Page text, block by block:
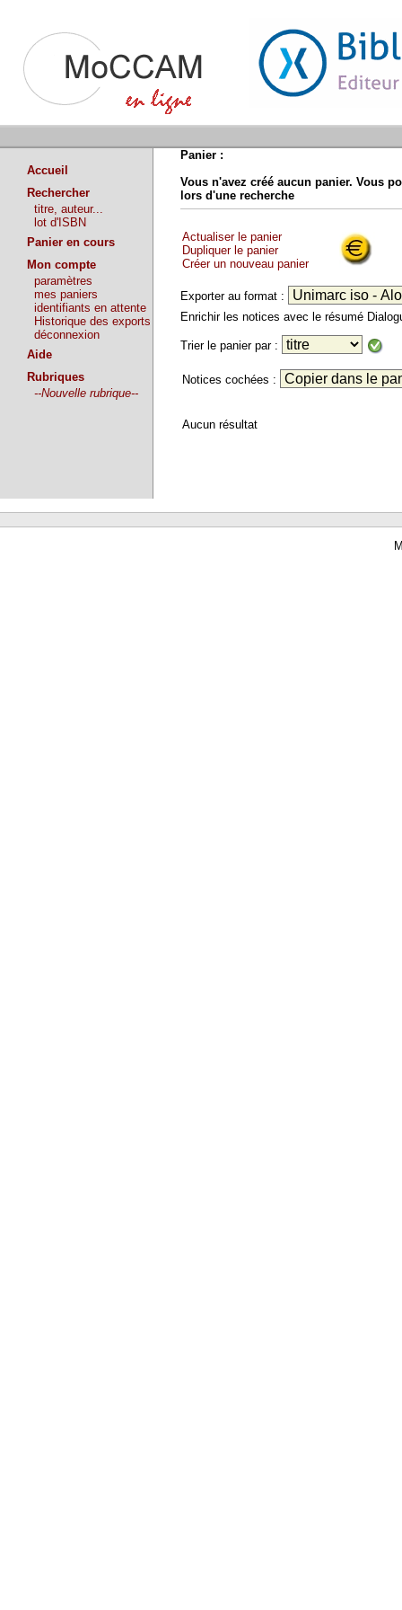
Accueil
Rechercher
titre, auteur...
lot d'ISBN
Panier en cours
Mon compte
paramètres
mes paniers
identifiants en attente
Historique des exports
déconnexion
Aide
Rubriques
--Nouvelle rubrique--
Panier :
Vous n'avez créé aucun panier. Vous
lors d'une recherche
Actualiser le panier
Dupliquer le panier
Créer un nouveau panier
Exporter au format :
Enrichir les notices avec le résumé
Trier le panier par :
Notices cochées :
Aucun résultat